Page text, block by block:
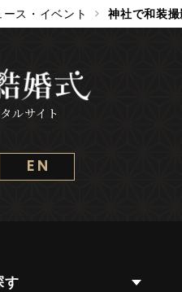
ス・イベント 神社で和装
ルサイト
E N
す